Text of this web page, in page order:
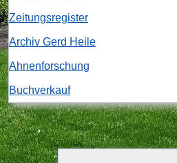
Zeitungsregister
Archiv Gerd Heile
Ahnenforschung
Buchverkauf